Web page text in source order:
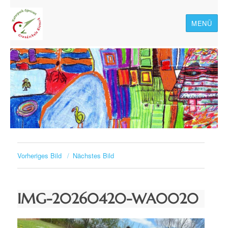
MENÜ
Vorheriges Bild Nächstes Bild
IMG-20260420-WA0020